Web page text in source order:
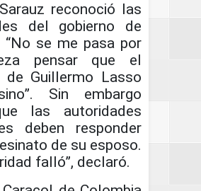
reconoció las
del gobierno de
“No se me pasa por
pensar que el
de Guillermo Lasso
Sin embargo
las autoridades
deben responder
de su esposo.
falló”, declaró.